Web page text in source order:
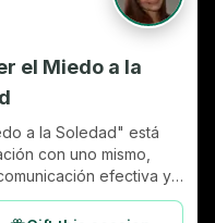
el Miedo a la
a la Soledad" está
con uno mismo,
efectiva y
con la soledad.